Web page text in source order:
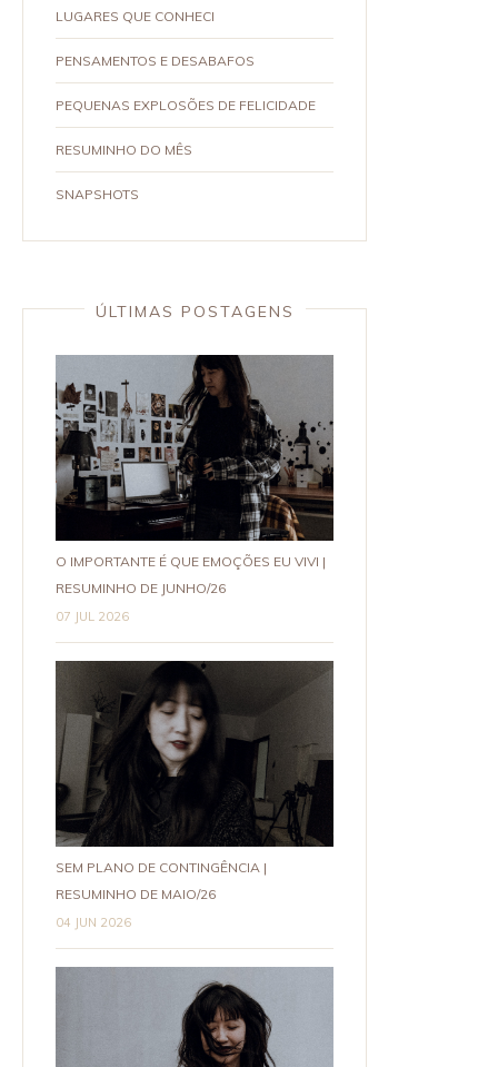
LUGARES QUE CONHECI
PENSAMENTOS E DESABAFOS
PEQUENAS EXPLOSÕES DE FELICIDADE
RESUMINHO DO MÊS
SNAPSHOTS
ÚLTIMAS POSTAGENS
O IMPORTANTE É QUE EMOÇÕES EU VIVI |
RESUMINHO DE JUNHO/26
07 JUL 2026
SEM PLANO DE CONTINGÊNCIA |
RESUMINHO DE MAIO/26
04 JUN 2026